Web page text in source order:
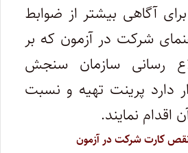
آگاهی بیشتر از ضوابط
شرکت در آزمون که بر
رسانی سازمان سنجش
دارد پرینت تهیه و نسبت
اقدام نمایند.
کارت شرکت در آزمون